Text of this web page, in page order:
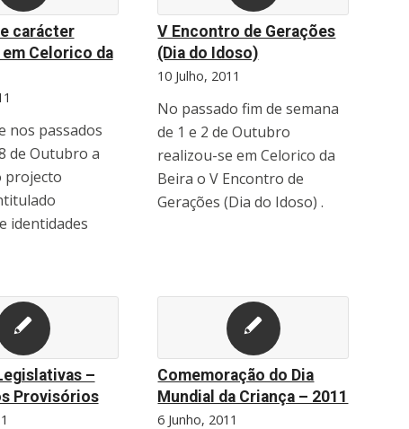
carácter
Celorico da
nos passados
de Outubro a
projecto
identidades
V Encontro de Gerações
(Dia do Idoso)
10 Julho, 2011
No passado fim de semana
de 1 e 2 de Outubro
realizou-se em Celorico da
Beira o V Encontro de
Gerações (Dia do Idoso) .
–
Provisórios
Comemoração do Dia
Mundial da Criança – 2011
6 Junho, 2011